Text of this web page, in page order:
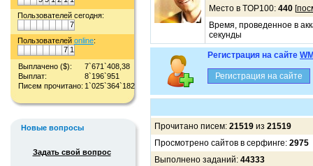
Пользователей сегодня:
7
Пользователей online:
7 1
Выплачено ($):
7`671`408,38
Выплат:
8`196`951
Писем прочитано: 1`025`364`182
Новые вопросы
Задать свой вопрос
Место в TOP100: 440 [
Время, проведенное в
секунды
Регистрация на сайте
Прочитано писем: 21519 из 21519
Просмотрено сайтов в серфинге: 2975
Выполнено заданий: 44333